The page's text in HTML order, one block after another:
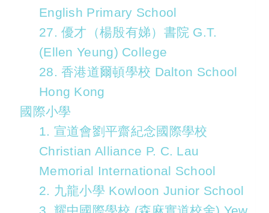
English Primary School
27. 優才（楊殷有娣）書院 G.T.
(Ellen Yeung) College
28. 香港道爾頓學校 Dalton School
Hong Kong
國際小學
1. 宣道會劉平齋紀念國際學校
Christian Alliance P. C. Lau
Memorial International School
2. 九龍小學 Kowloon Junior School